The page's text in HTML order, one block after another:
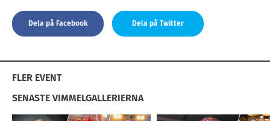
Dela på Facebook Dela på Twitter
FLER EVENT
SENASTE VIMMELGALLERIERNA